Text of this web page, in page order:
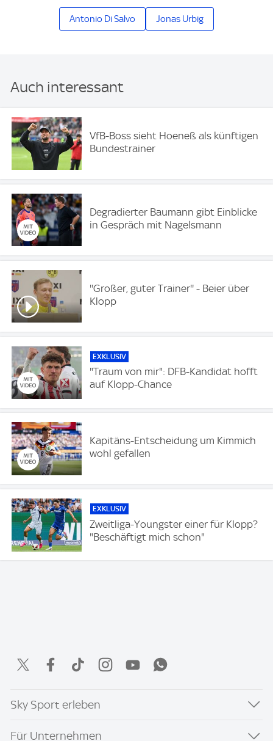
Antonio Di Salvo Jonas Urbig
Auch interessant
VfB-Boss sieht Hoeneß als künftigen
Bundestrainer
Degradierter Baumann gibt Einblicke
in Gespräch mit Nagelsmann
''Großer, guter Trainer'' - Beier über
Klopp
EXKLUSIV
"Traum von mir": DFB-Kandidat hofft
auf Klopp-Chance
Kapitäns-Entscheidung um Kimmich
wohl gefallen
EXKLUSIV
Zweitliga-Youngster einer für Klopp?
"Beschäftigt mich schon"
Sky Sport erleben
Für Unternehmen